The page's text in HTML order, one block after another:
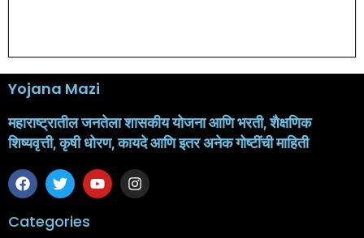
Yojana Mazi
महाराष्ट्रातील जनतेला शासकीय योजना आणि भरती, शैक्षणिक
शिष्यवृत्ती, कृषी धोरण, कायदे आणि इतर अनेक गोष्टींची माहिती
Categories